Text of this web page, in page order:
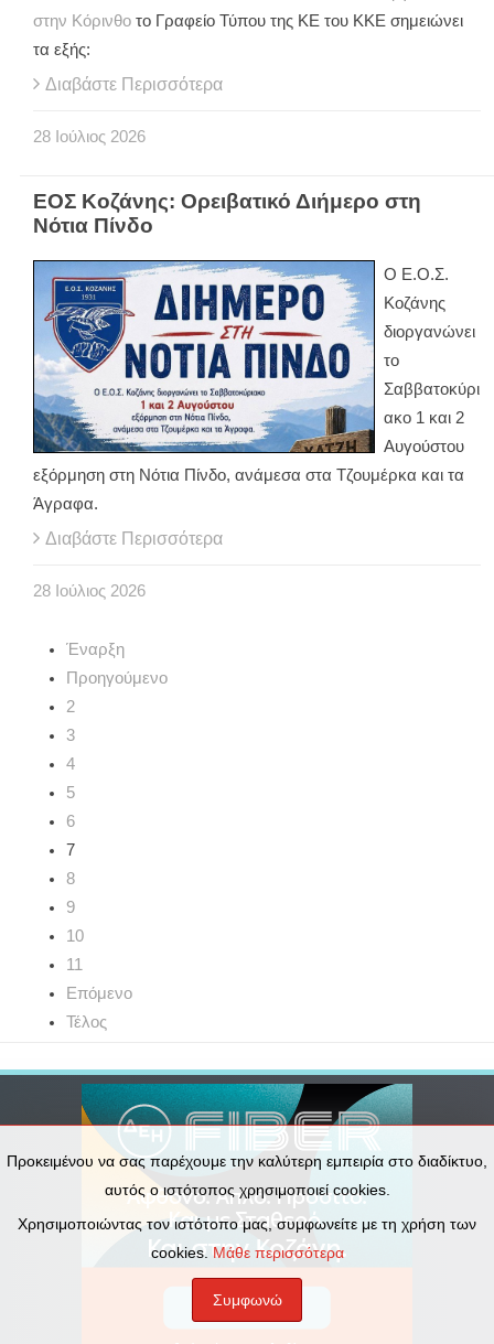
στην Κόρινθο το Γραφείο Τύπου της ΚΕ του ΚΚΕ σημειώνει
τα εξής:
Διαβάστε Περισσότερα
28 Ιούλιος 2026
ΕΟΣ Κοζάνης: Ορειβατικό Διήμερο στη
Νότια Πίνδο
Ο Ε.Ο.Σ.
Κοζάνης
διοργανώνει
το
Σαββατοκύρι
ακο 1 και 2
Αυγούστου
εξόρμηση στη Νότια Πίνδο, ανάμεσα στα Τζουμέρκα και τα
Άγραφα.
Διαβάστε Περισσότερα
28 Ιούλιος 2026
Έναρξη
Προηγούμενο
2
3
4
5
6
7
8
9
10
11
Επόμενο
Τέλος
Προκειμένου να σας παρέχουμε την καλύτερη εμπειρία στο διαδίκτυο,
αυτός ο ιστότοπος χρησιμοποιεί cookies.
Χρησιμοποιώντας τον ιστότοπο μας, συμφωνείτε με τη χρήση των
cookies. Μάθε περισσότερα
Συμφωνώ